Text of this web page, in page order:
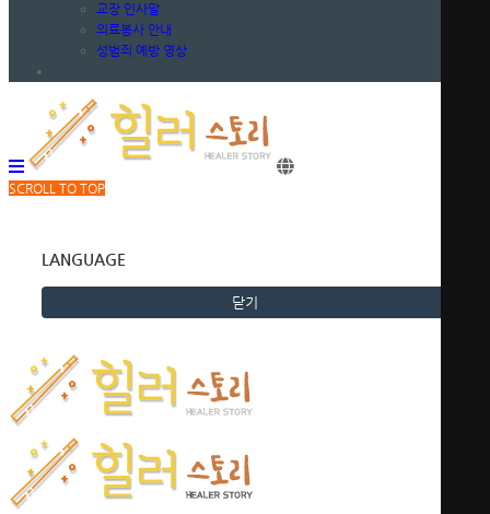
교장 인사말
의료봉사 안내
성범죄 예방 영상
SCROLL TO TOP
LANGUAGE
닫기